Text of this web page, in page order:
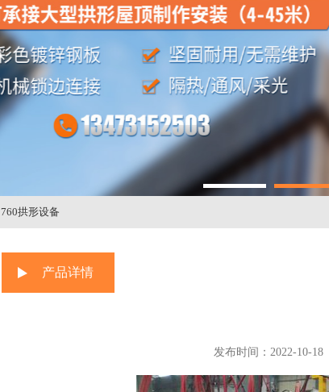
760拱形设备
产品详情
发布时间：2022-10-18